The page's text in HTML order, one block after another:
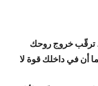
ترقّب خروج روحك
أن في داخلك قوة لا